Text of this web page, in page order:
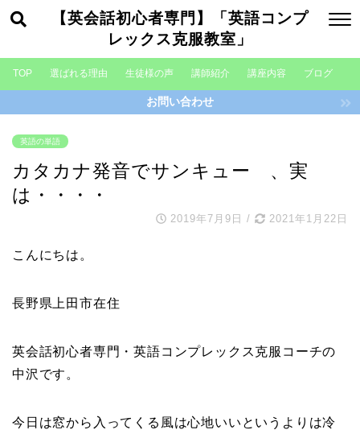
【英会話初心者専門】「英語コンプ
レックス克服教室」
TOP 選ばれる理由 生徒様の声 講師紹介 講座内容 ブログ
お問い合わせ
英語の単語
カタカナ発音でサンキュー 、実
は・・・・
2019年7月9日 / 2021年1月22日
こんにちは。
長野県上田市在住
英会話初心者専門・英語コンプレックス克服コーチの
中沢です。
今日は窓から入ってくる風は心地いいというよりは冷